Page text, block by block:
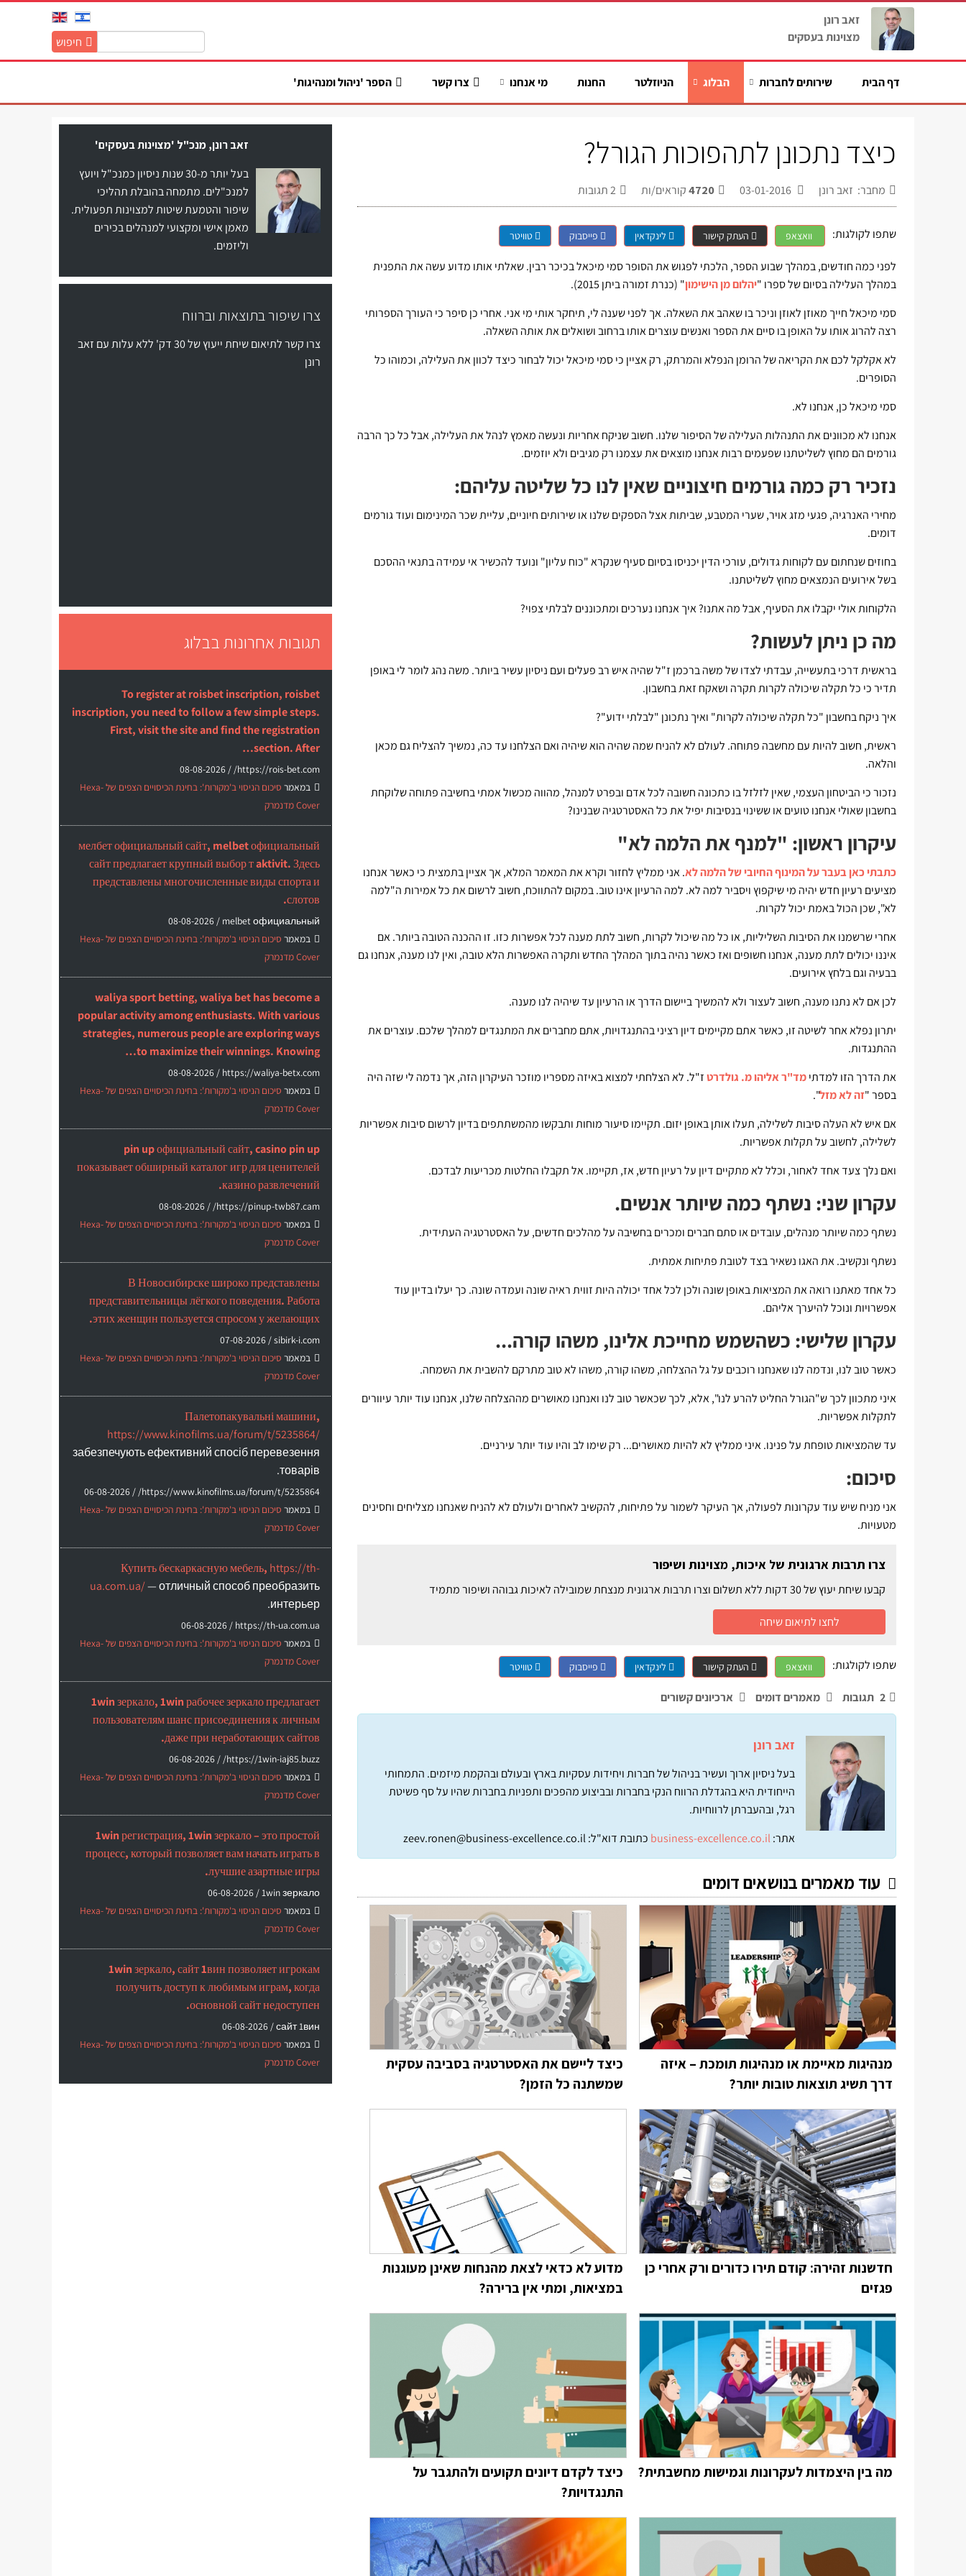
באתר:
חיפוש
זאב רונן
מצוינות בעסקים
דף הבית שירותים לחברות הבלוג הניוזלטר החנות מי אנחנו צרו קשר הספר 'ניהול ומנהיגות'
כיצד נתכונן לתהפוכות הגורל?
מחבר: זאב רונן 4720קוראים/ות 2תגובות
שתפו לקולגות: וואצאפ העתק קישור לינקדאין פייסבוק טוויטר
לפני כמה חודשים, במהלך שבוע הספר, הלכתי לפגוש את הסופר סמי מיכאל בכיכר רבין. שאלתי אותו מדוע עשה את התפנית
במהלך העלילה בסיום של ספרו "יהלום מן הישימון" (כנרת זמורה ביתן 2015).
סמי מיכאל חייך מאוזן לאוזן וניכר בו שאהב את השאלה. אך לפני שענה לי, תיחקר אותי מי אני. אחרי כן סיפר כי העורך הספרותי
רצה להרוג אותו על האופן בו סיים את הספר ואנשים עוצרים אותו ברחוב ושואלים את אותה השאלה.
לא אקלקל לכם את הקריאה של הרומן הנפלא והמרתק, רק אציין כי סמי מיכאל יכול לבחור כיצד לכוון את העלילה, וכמוהו כל
הסופרים.
סמי מיכאל כן, אנחנו לא.
אנחנו לא מכוונים את התנהלות העלילה של הסיפור שלנו. חשוב שניקח אחריות ונעשה מאמץ לנהל את העלילה, אבל כל כך הרבה
גורמים הם מחוץ לשליטתנו שפעמים רבות אנחנו מוצאים את עצמנו רק מגיבים ולא יוזמים.
נזכיר רק כמה גורמים חיצוניים שאין לנו כל שליטה עליהם:
מחירי האנרגיה, פגעי מזג אויר, שערי המטבע, שביתות אצל הספקים שלנו או שירותים חיוניים, עליית שכר המינימום ועוד גורמים
דומים.
בחוזים שנחתום עם לקוחות גדולים, עורכי הדין יכניסו בסיום סעיף שנקרא "כוח עליון" ונועד להכשיר אי עמידה בתנאי ההסכם
בשל אירועים הנמצאים מחוץ לשליטתנו.
הלקוחות אולי יקבלו את הסעיף, אבל מה אתנו? איך אנחנו נערכים ומתכוננים לבלתי צפוי?
מה כן ניתן לעשות?
בראשית דרכי בתעשייה, עבדתי לצדו של משה ברכמן ז"ל שהיה איש רב פעלים ועם ניסיון עשיר ביותר. משה נהג לומר לי באופן
תדיר כי כל תקלה שיכולה לקרות תקרה ושאקח זאת בחשבון.
איך ניקח בחשבון "כל תקלה שיכולה לקרות" ואיך נתכונן "לבלתי ידוע"?
ראשית, חשוב להיות עם מחשבה פתוחה. לעולם לא להניח שמה שהיה הוא שיהיה ואם הצלחנו עד כה, נמשיך להצליח גם מכאן
והלאה.
נזכור כי הביטחון העצמי, שאין לזלזל בו כתכונה חשובה לכל אדם ובפרט למנהל, מהווה מכשול אמתי בחשיבה פתוחה שלוקחת
בחשבון שאולי אנחנו טועים או ששינוי בנסיבות יפיל את כל האסטרטגיה שבנינו?
עיקרון ראשון: "למנף את הלמה לא"
כתבתי כאן בעבר על המינוף החיובי של הלמה לא. אני ממליץ לחזור וקרא את המאמר המלא, אך אציין בתמצית כי כאשר אנחנו
מציעים רעיון חדש יהיה מי שיקפוץ ויסביר למה לא. למה הרעיון אינו טוב. במקום להתווכח, חשוב לרשום את כל אמירות ה"למה
לא", שכן הכול באמת יכול לקרות.
אחרי שרשמנו את הסיבות השליליות, או כל מה שיכול לקרות, חשוב לתת מענה לכל אפשרות כזו. זו ההכנה הטובה ביותר. אם
איננו יכולים לתת מענה, אנחנו חשופים ואז כאשר נהיה בתוך המהלך החדש ותקרה האפשרות הלא טובה, ואין לנו מענה, אנחנו גם
בבעיה וגם בלחץ אירועים.
לכן אם לא נתנו מענה, חשוב לעצור ולא להמשיך ביישום הדרך או הרעיון עד שיהיה לנו מענה.
יתרון נפלא אחר לשיטה זו, כאשר אתם מקיימים דיון רציני בהתנגדויות, אתם מחברים את המתנגדים למהלך שלכם. עוצרים את
ההתנגדות.
את הדרך הזו למדתימד"ר אליהו מ. גולדרטז"ל. לא הצלחתי למצוא באיזה מספריו מוזכר העיקרון הזה, אך נדמה לי שזה היה
בספר "זה לא מזל".
אם איש לא העלה סיבות לשלילה, תעלו אותן באופן יזום. תקיימו סיעור מוחות ותבקשו מהמשתתפים בדיון לרשום סיבות אפשריות
לשלילה, לחשוב על תקלות אפשריות.
ואם נלך צעד אחד לאחור, וכלל לא מתקיים דיון על רעיון חדש, אז, תקיימו. אל תקבלו החלטות מכריעות לבדכם.
עקרון שני: נשתף כמה שיותר אנשים.
נשתף כמה שיותר מנהלים, עובדים או סתם חברים ומכרים בחשיבה על מהלכים חדשים, על האסטרטגיה העתידית.
נשתף ונקשיב. את האגו נשאיר בצד לטובת פתיחות אמתית.
כל אחד מאתנו רואה את המציאות באופן שונה ולכן לכל אחד יכולה היות זווית ראיה שונה ועמדה שונה. כך יעלו בדיון עוד
אפשרויות ונוכל להיערך אליהם.
עקרון שלישי: כשהשמש מחייכת אלינו, משהו קורה...
כאשר טוב לנו, ונדמה לנו שאנחנו רוכבים על גל ההצלחה, משהו קורה, משהו לא טוב מתרקם להשבית את השמחה.
איני מתכוון לכך ש"הגורל החליט להרע לנו", אלא, לכך שכאשר טוב לנו ואנחנו מאושרים מההצלחה שלנו, אנחנו עוד יותר עיוורים
לתקלות אפשריות.
עד שהמציאות טופחת על פנינו. איני ממליץ לא להיות מאושרים... רק שימו לב והיו עוד יותר עירניים.
סיכום:
אני מניח שיש עוד עקרונות לפעולה, אך העיקר לשמור על פתיחות, להקשיב לאחרים ולעולם לא להניח שאנחנו מצליחים וחסינים
מטעויות.
צרו תרבות ארגונית של איכות, מצוינות ושיפור
קבעו שיחת יעוץ של 30 דקות ללא תשלום וצרו תרבות ארגונית מנצחת שמובילה לאיכות גבוהה ושיפור מתמיד
לחצו לתיאום שיחה
שתפו לקולגות: וואצאפ העתק קישור לינקדאין פייסבוק טוויטר
2 תגובות מאמרים דומים ארכיונים קשורים
זאב רונן
בעל ניסיון ארוך ועשיר בניהול של חברות ויחידות עסקיות בארץ ובעולם ובהקמת מיזמים. התמחותי
הייחודית היא בהגדלת הרווח הנקי בחברות ובביצוע מהפכים ותפניות בחברות שהיו על סף פשיטת
רגל, ובהעברתן לרווחיות.
אתר:business-excellence.co.il כתובת דוא"ל:zeev.ronen@business-excellence.co.il
עוד מאמרים בנושאים דומים
מנהיגות מאיימת או מנהיגות תומכת – איזה
דרך תשיג תוצאות טובות יותר?
כיצד ליישם את האסטרטגיה בסביבה עסקית
שמשתנה כל הזמן?
חדשנות זהירה: קודם תירו כדורים ורק אחרי כן
פגזים
מדוע לא כדאי לצאת מהנחות שאינן מעוגנות
במציאות, ומתי אין ברירה?
מה בין היצמדות לעקרונות וגמישות מחשבתית?
כיצד לקדם דיונים תקועים ולהתגבר על
התנגדויות?
זאב רונן, מנכ"ל 'מצוינות בעסקים'
בעל יותר מ-30 שנות ניסיון כמנכ"ל ויועץ
למנכ"לים. מתמחה בהובלת תהליכי
שיפור והטמעת שיטות למצוינות תפעולית.
מאמן אישי ומקצועי למנהלים בכירים
וליזמים.
צרו שיפור בתוצאות וברווח
צרו קשר לתיאום שיחת ייעוץ של 30 דק' ללא עלות עם זאב
רונן
תגובות אחרונות בבלוג
To register at roisbet inscription, roisbet
inscription, you need to follow a few simple steps.
First, visit the site and find the registration
section. After…
https://rois-bet.com/ /
08-08-2026
במאמר
סיכום הניסוי ב'מקורות': בחינת הכיסויים הצפים של Hexa-
Cover מדנמרק
мелбет официальный сайт, melbet официальный
сайт предлагает крупный выбор т aktivit. Здесь
представлены многочисленные виды спорта и
слотов.
melbet официальный /
08-08-2026
במאמר
סיכום הניסוי ב'מקורות': בחינת הכיסויים הצפים של Hexa-
Cover מדנמרק
waliya sport betting, waliya bet has become a
popular activity among enthusiasts. With various
strategies, numerous people are exploring ways
to maximize their winnings. Knowing…
https://waliya-betx.com /
08-08-2026
במאמר
סיכום הניסוי ב'מקורות': בחינת הכיסויים הצפים של Hexa-
Cover מדנמרק
pin up официальный сайт, casino pin up
показывает обширный каталог игр для ценителей
казино развлечений.
https://pinup-twb87.cam/ /
08-08-2026
במאמר
סיכום הניסוי ב'מקורות': בחינת הכיסויים הצפים של Hexa-
Cover מדנמרק
В Новосибирске широко представлены
представительницы лёгкого поведения. Работа
этих женщин пользуется спросом у желающих.
sibirk-i.com /
07-08-2026
במאמר
סיכום הניסוי ב'מקורות': בחינת הכיסויים הצפים של Hexa-
Cover מדנמרק
Палетопакувальні машини,
https://www.kinofilms.ua/forum/t/5235864/
забезпечують ефективний спосіб перевезення
товарів.
https://www.kinofilms.ua/forum/t/5235864/ /
06-08-2026
במאמר
סיכום הניסוי ב'מקורות': בחינת הכיסויים הצפים של Hexa-
Cover מדנמרק
Купить бескаркасную мебель, https://th-
ua.com.ua/— отличный способ преобразить
интерьер.
https://th-ua.com.ua /
06-08-2026
במאמר
סיכום הניסוי ב'מקורות': בחינת הכיסויים הצפים של Hexa-
Cover מדנמרק
1win зеркало, 1win рабочее зеркало предлагает
пользователям шанс присоединения к личным
даже при неработающих сайтов.
https://1win-iaj85.buzz/ /
06-08-2026
במאמר
סיכום הניסוי ב'מקורות': בחינת הכיסויים הצפים של Hexa-
Cover מדנמרק
1win регистрация, 1win зеркало – это простой
процесс, который позволяет вам начать играть в
лучшие азартные игры.
1win зеркало /
06-08-2026
במאמר
סיכום הניסוי ב'מקורות': בחינת הכיסויים הצפים של Hexa-
Cover מדנמרק
1win зеркало, сайт 1вин позволяет игрокам
получить доступ к любимым играм, когда
основной сайт недоступен.
сайт 1вин /
06-08-2026
במאמר
סיכום הניסוי ב'מקורות': בחינת הכיסויים הצפים של Hexa-
Cover מדנמרק